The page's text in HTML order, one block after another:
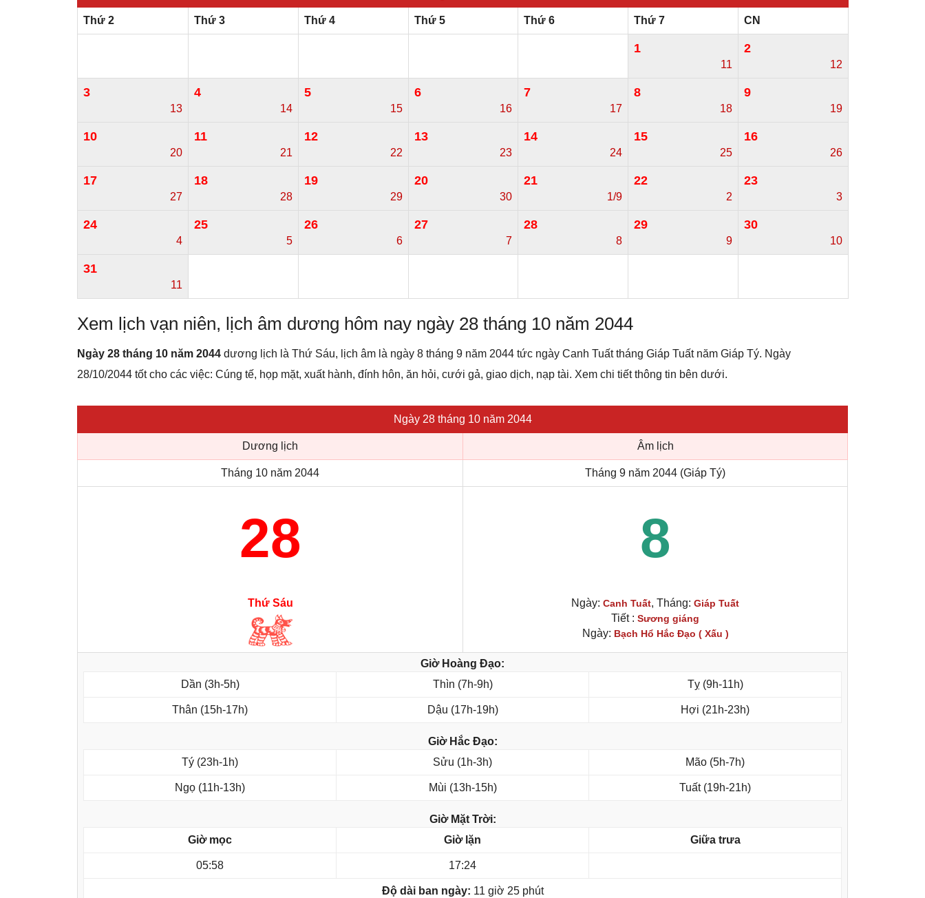
Thứ 2 Thứ 3 Thứ 4 Thứ 5 Thứ 6 Thứ 7 CN
1
11
2
12
3
13
4
14
5
15
6
16
7
17
8
18
9
19
10
20
11
21
12
22
13
23
14
24
15
25
16
26
17
27
18
28
19
29
20
30
21
1/9
22
2
23
3
24
4
25
5
26
6
27
7
28
8
29
9
30
10
31
11
Xem lịch vạn niên, lịch âm dương hôm nay ngày 28 tháng 10 năm 2044
Ngày 28 tháng 10 năm 2044 dương lịch là Thứ Sáu, lịch âm là ngày 8 tháng 9 năm 2044 tức ngày Canh Tuất tháng Giáp Tuất năm Giáp Tý. Ngày
28/10/2044 tốt cho các việc: Cúng tế, họp mặt, xuất hành, đính hôn, ăn hỏi, cưới gả, giao dịch, nạp tài. Xem chi tiết thông tin bên dưới.
Ngày 28 tháng 10 năm 2044
Dương lịch Âm lịch
Tháng 10 năm 2044 Tháng 9 năm 2044 (Giáp Tý)
28 8
Thứ Sáu Ngày: Canh Tuất, Tháng: Giáp Tuất
Tiết : Sương giáng
Ngày: Bạch Hổ Hắc Đạo ( Xấu )
Giờ Hoàng Đạo:
Dần (3h-5h)
Thìn (7h-9h) Tỵ (9h-11h)
Thân (15h-17h) Dậu (17h-19h) Hợi (21h-23h)
Giờ Hắc Đạo:
Tý (23h-1h)
Sửu (1h-3h) Mão (5h-7h)
Ngọ (11h-13h) Mùi (13h-15h) Tuất (19h-21h)
Giờ Mặt Trời:
Giờ mọc
Giờ lặn Giữa trưa
05:58 17:24
Độ dài ban ngày: 11 giờ 25 phút